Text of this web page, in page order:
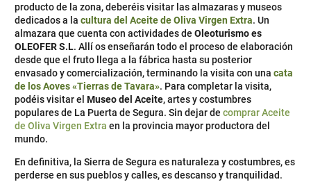
producto de la zona, deberéis visitar las almazaras y museos
dedicados a la cultura del Aceite de Oliva Virgen Extra. Un
almazara que cuenta con actividades de Oleoturismo es
OLEOFER S.L. Allí os enseñarán todo el proceso de elaboración
desde que el fruto llega a la fábrica hasta su posterior
envasado y comercialización, terminando la visita con una cata
de los Aoves «Tierras de Tavara». Para completar la visita,
podéis visitar el Museo del Aceite, artes y costumbres
populares de La Puerta de Segura. Sin dejar de comprar Aceite
de Oliva Virgen Extra en la provincia mayor productora del
mundo.
En definitiva, la Sierra de Segura es naturaleza y costumbres, es
perderse en sus pueblos y calles, es descanso y tranquilidad.